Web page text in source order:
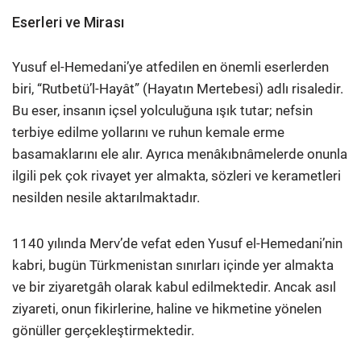
Eserleri ve Mirası
Yusuf el-Hemedani’ye atfedilen en önemli eserlerden
biri, “Rutbetü’l-Hayât” (Hayatın Mertebesi) adlı risaledir.
Bu eser, insanın içsel yolculuğuna ışık tutar; nefsin
terbiye edilme yollarını ve ruhun kemale erme
basamaklarını ele alır. Ayrıca menâkıbnâmelerde onunla
ilgili pek çok rivayet yer almakta, sözleri ve kerametleri
nesilden nesile aktarılmaktadır.
1140 yılında Merv’de vefat eden Yusuf el-Hemedani’nin
kabri, bugün Türkmenistan sınırları içinde yer almakta
ve bir ziyaretgâh olarak kabul edilmektedir. Ancak asıl
ziyareti, onun fikirlerine, haline ve hikmetine yönelen
gönüller gerçekleştirmektedir.